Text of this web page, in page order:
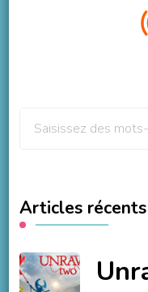
?
Articles récents